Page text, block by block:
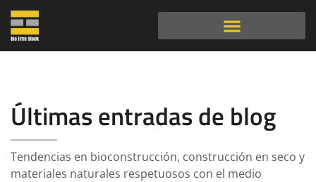
Últimas entradas de blog
Tendencias en bioconstrucción, construcción en seco y
materiales naturales respetuosos con el medio